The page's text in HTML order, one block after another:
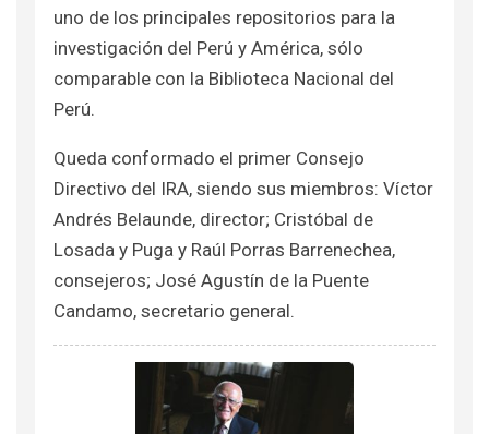
uno de los principales repositorios para la
investigación del Perú y América, sólo
comparable con la Biblioteca Nacional del
Perú.
Queda conformado el primer Consejo
Directivo del IRA, siendo sus miembros: Víctor
Andrés Belaunde, director; Cristóbal de
Losada y Puga y Raúl Porras Barrenechea,
consejeros; José Agustín de la Puente
Candamo, secretario general.